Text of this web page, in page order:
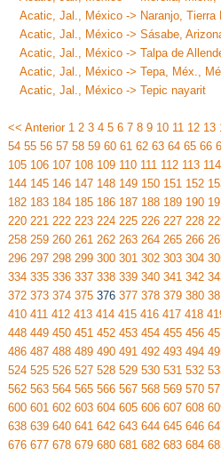
Acatic, Jal., México -> Naranjo,
Acatic, Jal., México -> Sásabe,
Acatic, Jal., México -> Talpa de
Acatic, Jal., México -> Tepa, Méx.,
Acatic, Jal., México -> Tepic nayarit
<< Anterior 1 2 3 4 5 6 7 8 9 10 11 12 13
54 55 56 57 58 59 60 61 62 63 64 65 66
105 106 107 108 109 110 111 112 113 114
144 145 146 147 148 149 150 151 152
182 183 184 185 186 187 188 189 190
220 221 222 223 224 225 226 227 228
258 259 260 261 262 263 264 265 266
296 297 298 299 300 301 302 303 304
334 335 336 337 338 339 340 341 342
372 373 374 375 376 377 378 379 380
410 411 412 413 414 415 416 417 418
448 449 450 451 452 453 454 455 456
486 487 488 489 490 491 492 493 494
524 525 526 527 528 529 530 531 532
562 563 564 565 566 567 568 569 570
600 601 602 603 604 605 606 607 608
638 639 640 641 642 643 644 645 646
676 677 678 679 680 681 682 683 684